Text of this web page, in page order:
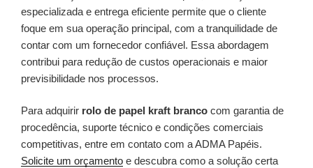
especializada e entrega eficiente permite que o cliente
foque em sua operação principal, com a tranquilidade de
contar com um fornecedor confiável. Essa abordagem
contribui para redução de custos operacionais e maior
previsibilidade nos processos.
Para adquirir rolo de papel kraft branco com garantia de
procedência, suporte técnico e condições comerciais
competitivas, entre em contato com a ADMA Papéis.
Solicite um orçamento e descubra como a solução certa